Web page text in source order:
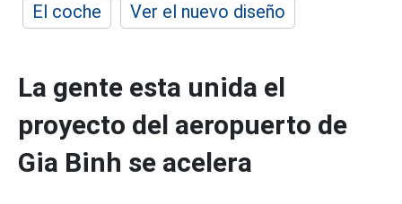
El coche
Ver el nuevo diseño
La gente esta unida el
proyecto del aeropuerto de
Gia Binh se acelera